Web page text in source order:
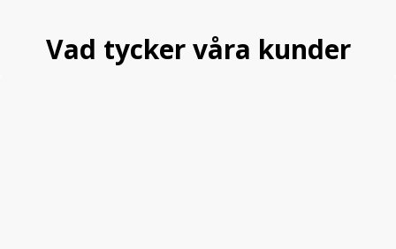
Vad tycker våra kunder